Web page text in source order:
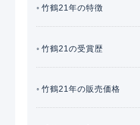
竹鶴21年の特徴
竹鶴21の受賞歴
竹鶴21年の販売価格